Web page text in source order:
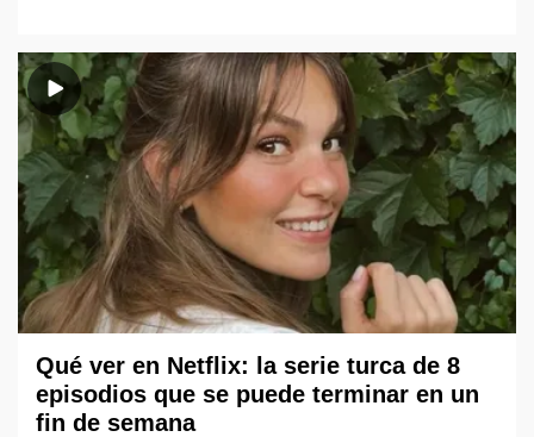
Qué ver en Netflix: la serie turca de 8
episodios que se puede terminar en un
fin de semana